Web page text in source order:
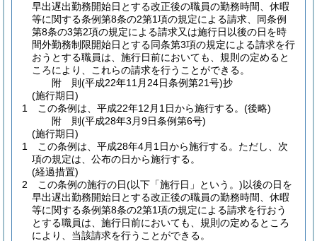
早出遅出勤務開始日とする改正後の職員の勤務時間、休暇
等に関する条例第8条の2第1項の規定による請求、同条例
第8条の3第2項の規定による請求又は施行日以後の日を時
間外勤務制限開始日とする同条第3項の規定による請求を行
おうとする職員は、施行日前においても、規則の定めると
ころにより、これらの請求を行うことができる。
附 則(平成22年11月24日条例第21号)抄
(施行期日)
1
この条例は、平成22年12月1日から施行する。 (後略)
附 則(平成28年3月9日条例第6号)
(施行期日)
1
この条例は、平成28年4月1日から施行する。 ただし、次
項の規定は、公布の日から施行する。
(経過措置)
2
この条例の施行の日(以下「施行日」という。)以後の日を
早出遅出勤務開始日とする改正後の職員の勤務時間、休暇
等に関する条例第8条の2第1項の規定による請求を行おう
とする職員は、施行日前においても、規則の定めるところ
により、当該請求を行うことができる。